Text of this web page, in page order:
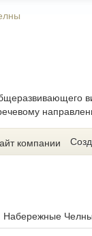
Набережные Челны